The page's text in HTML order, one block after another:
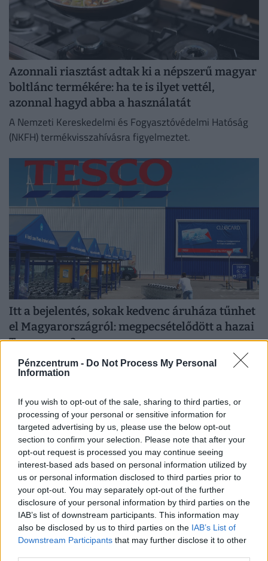
Pénzcentrum - Do Not Process My Personal
Information
If you wish to opt-out of the sale, sharing to third parties, or
processing of your personal or sensitive information for
targeted advertising by us, please use the below opt-out
section to confirm your selection. Please note that after your
opt-out request is processed you may continue seeing
interest-based ads based on personal information utilized by
us or personal information disclosed to third parties prior to
your opt-out. You may separately opt-out of the further
disclosure of your personal information by third parties on the
IAB’s list of downstream participants. This information may
also be disclosed by us to third parties on the IAB’s List of
Downstream Participants that may further disclose it to other
Azonnali riasztást adtak ki a népszerű magyar
boltlánc termékére: ha te is ilyet vettél,
azonnal hagyd abba a használatát
A Nemzeti Kereskedelmi és Fogyasztóvédelmi Hatóság
(NKFH) termékvisszahívásra figyelmeztet.
Itt a bejelentés, sokak kedvenc áruháza tűnhet
el Magyarországról: megpecsételődött a hazai
Tesco sorsa?
Új szakaszba léphetett a Tesco közép-európai kivonulása,
miután a brit áruházlánc befektetési bankokat bízott meg